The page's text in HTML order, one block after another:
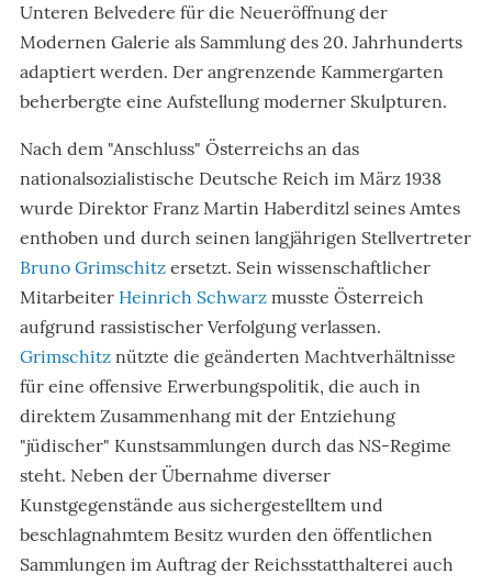
Unteren Belvedere für die Neueröffnung der
Modernen Galerie als Sammlung des 20. Jahrhunderts
adaptiert werden. Der angrenzende Kammergarten
beherbergte eine Aufstellung moderner Skulpturen.
Nach dem "Anschluss" Österreichs an das
nationalsozialistische Deutsche Reich im März 1938
wurde Direktor Franz Martin Haberditzl seines Amtes
enthoben und durch seinen langjährigen Stellvertreter
Bruno Grimschitz ersetzt. Sein wissenschaftlicher
Mitarbeiter Heinrich Schwarz musste Österreich
aufgrund rassistischer Verfolgung verlassen.
Grimschitz nützte die geänderten Machtverhältnisse
für eine offensive Erwerbungspolitik, die auch in
direktem Zusammenhang mit der Entziehung
"jüdischer" Kunstsammlungen durch das NS-Regime
steht. Neben der Übernahme diverser
Kunstgegenstände aus sichergestelltem und
beschlagnahmtem Besitz wurden den öffentlichen
Sammlungen im Auftrag der Reichsstatthalterei auch